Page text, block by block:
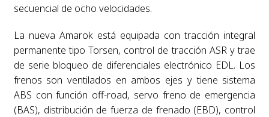
secuencial de ocho velocidades.
La nueva Amarok está equipada con tracción integral
permanente tipo Torsen, control de tracción ASR y trae
de serie bloqueo de diferenciales electrónico EDL. Los
frenos son ventilados en ambos ejes y tiene sistema
ABS con función off-road, servo freno de emergencia
(BAS), distribución de fuerza de frenado (EBD), control